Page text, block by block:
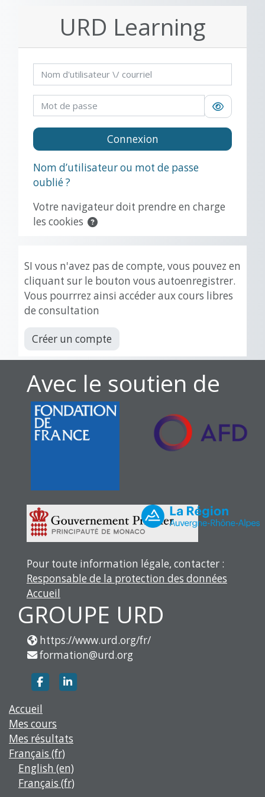
URD Learning
Procédure de création de compte
Nom d'utilisateur / courriel
Mot de passe
Connexion
Nom d’utilisateur ou mot de passe
oublié ?
Votre navigateur doit prendre en charge
les cookies
SI vous n'avez pas de compte, vous pouvez en
cliquant sur le bouton vous autoenregistrer.
Vous pourrrez ainsi accéder aux cours libres
de consultation
Créer un compte
Avec le soutien de
Pour toute information légale, contacter :
Responsable de la protection des données
Accueil
GROUPE URD
https://www.urd.org/fr/
formation@urd.org
https://www.facebook.com/groupe.urd
Accueil
Mes cours
Mes résultats
Français ‎(fr)‎
English ‎(en)‎
Français ‎(fr)‎